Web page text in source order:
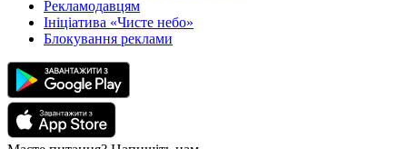
Рекламодавцям
Ініціатива «Чисте небо»
Блокування реклами